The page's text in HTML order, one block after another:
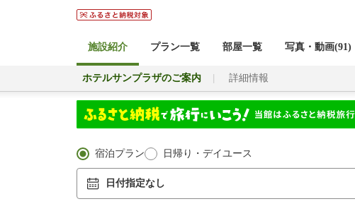
施設紹介 プラン一覧 部屋一覧 写真・動画(91)
ホテルサンプラザのご案内 詳細情報
宿泊プラン 日帰り・デイユース
日付指定なし